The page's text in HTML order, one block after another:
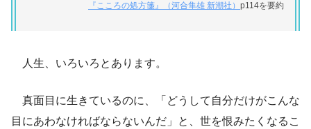
『こころの処方箋』（河合隼雄 新潮社） p114を要約
人生、いろいろとあります。
真面目に生きているのに、「どうして自分だけがこんな
目にあわなければならないんだ」と、世を恨みたくなるこ